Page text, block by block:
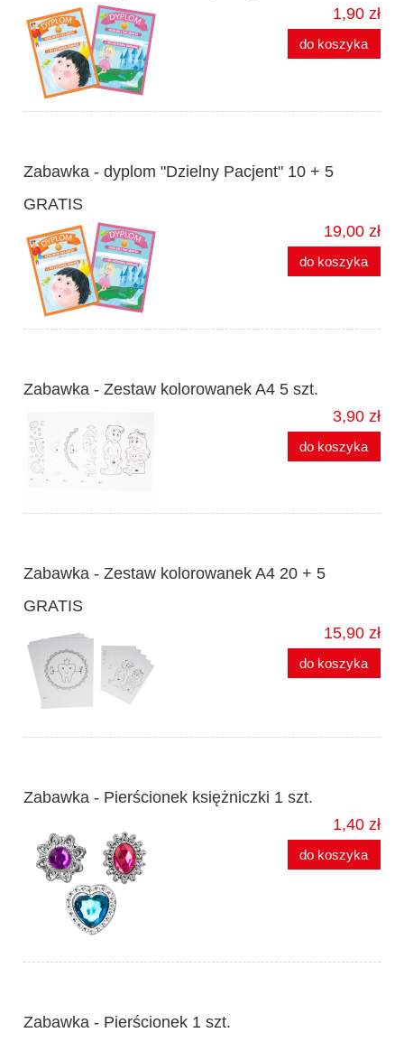
1,90 zł
do koszyka
Zabawka - dyplom "Dzielny Pacjent" 10 + 5
GRATIS
19,00 zł
do koszyka
Zabawka - Zestaw kolorowanek A4 5 szt.
3,90 zł
do koszyka
Zabawka - Zestaw kolorowanek A4 20 + 5
GRATIS
15,90 zł
do koszyka
Zabawka - Pierścionek księżniczki 1 szt.
1,40 zł
do koszyka
Zabawka - Pierścionek 1 szt.